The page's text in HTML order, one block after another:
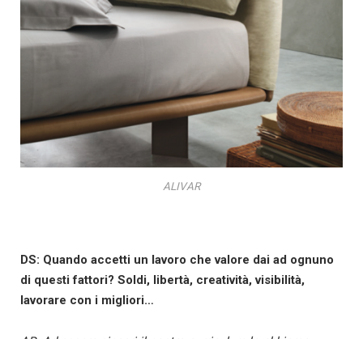
ALIVAR
DS: Quando accetti un lavoro che valore dai ad ognuno
di questi fattori? Soldi, libertà, creatività, visibilità,
lavorare con i migliori…